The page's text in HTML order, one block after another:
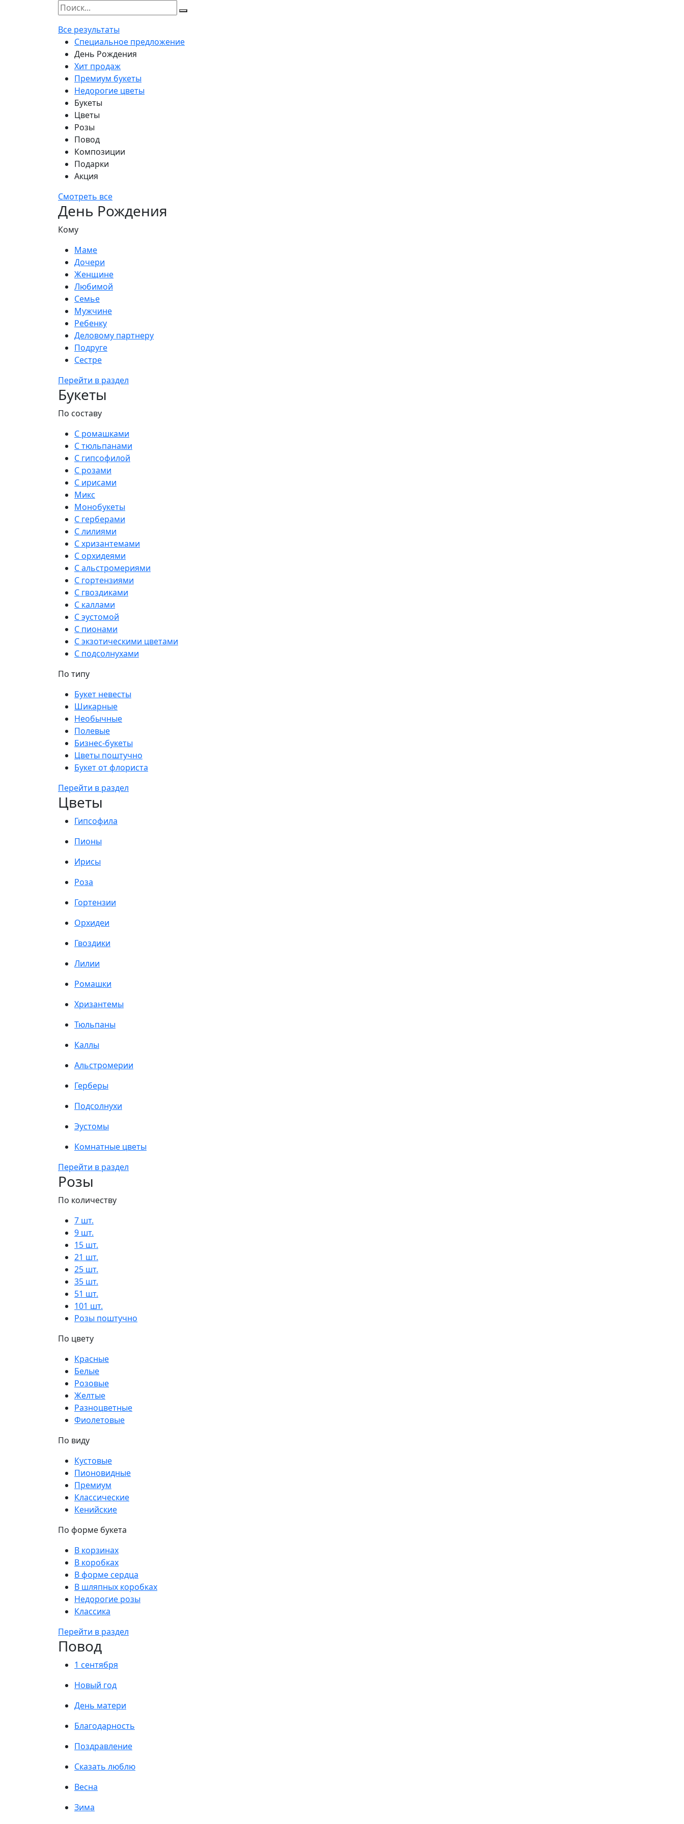
Все результаты
Специальное предложение
День Рождения
Хит продаж
Премиум букеты
Недорогие цветы
Букеты
Цветы
Розы
Повод
Композиции
Подарки
Акция
Смотреть все
День Рождения
Кому
Маме
Дочери
Женщине
Любимой
Семье
Мужчине
Ребенку
Деловому партнеру
Подруге
Сестре
Перейти в раздел
Букеты
По составу
С ромашками
С тюльпанами
С гипсофилой
С розами
С ирисами
Микс
Монобукеты
С герберами
С лилиями
С хризантемами
С орхидеями
С альстромериями
С гортензиями
С гвоздиками
С каллами
С эустомой
С пионами
С экзотическими цветами
С подсолнухами
По типу
Букет невесты
Шикарные
Необычные
Полевые
Бизнес-букеты
Цветы поштучно
Букет от флориста
Перейти в раздел
Цветы
Гипсофила
Пионы
Ирисы
Роза
Гортензии
Орхидеи
Гвоздики
Лилии
Ромашки
Хризантемы
Тюльпаны
Каллы
Альстромерии
Герберы
Подсолнухи
Эустомы
Комнатные цветы
Перейти в раздел
Розы
По количеству
7 шт.
9 шт.
15 шт.
21 шт.
25 шт.
35 шт.
51 шт.
101 шт.
Розы поштучно
По цвету
Красные
Белые
Розовые
Желтые
Разноцветные
Фиолетовые
По виду
Кустовые
Пионовидные
Премиум
Классические
Кенийские
По форме букета
В корзинах
В коробках
В форме сердца
В шляпных коробках
Недорогие розы
Классика
Перейти в раздел
Повод
1 сентября
Новый год
День матери
Благодарность
Поздравление
Сказать люблю
Весна
Зима